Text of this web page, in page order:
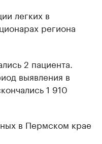
легких в
региона
2 пациента.
выявления в
1 910
в Пермском крае